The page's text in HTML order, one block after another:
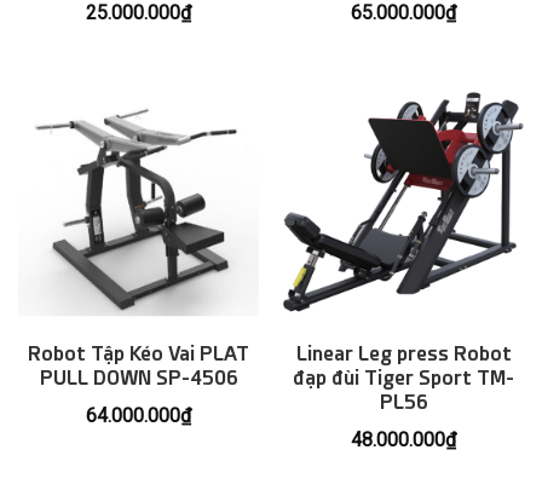
25.000.000₫
65.000.000₫
Robot Tập Kéo Vai PLAT
PULL DOWN SP-4506
64.000.000₫
Linear Leg press Robot
đạp đùi Tiger Sport TM-
PL56
48.000.000₫